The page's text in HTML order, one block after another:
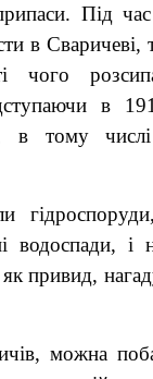
Під
в Сваричеві,
чого
в
в тому
водоспади, і
як привид,
можна